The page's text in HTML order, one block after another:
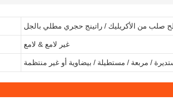
صلب من الأكريليك / راتينج حجري مطلي بالجل
غير لامع & لامع
/ مربعة / مستطيلة / بيضاوية أو غير منتظمة